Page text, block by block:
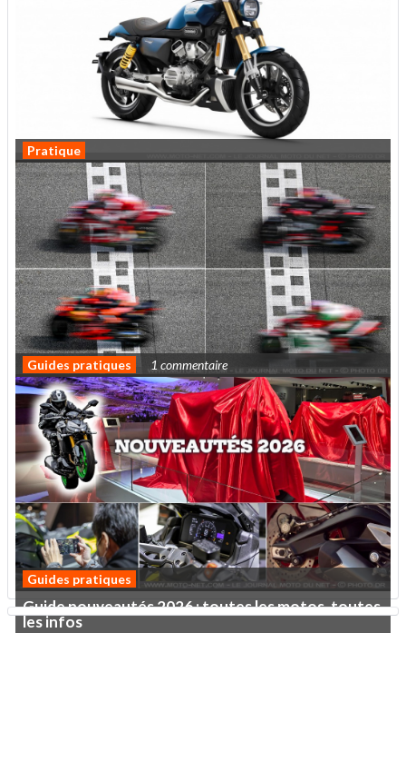
La Hyosung GV125X à 4499 euros jusqu'au 30
septembre 2026
Pratique
La future grille MotoGP à la mi-saison 2026
Guides pratiques 1 commentaire
Guide nouveautés 2026 : toutes les motos, toutes
les infos
Guides pratiques